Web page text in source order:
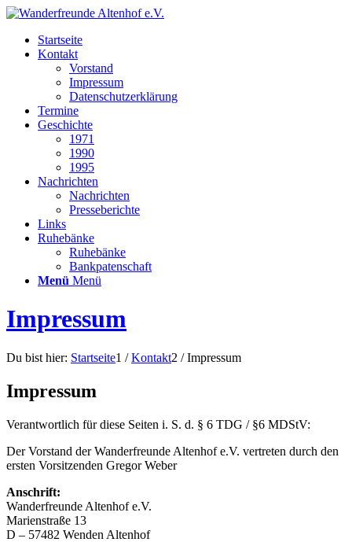
Startseite
Kontakt
Vorstand
Impressum
Datenschutzerklärung
Termine
Geschichte
1971
1990
1995
Nachrichten
Nachrichten
Presseberichte
Links
Ruhebänke
Ruhebänke
Bankpatenschaft
Menü Menü
Impressum
Du bist hier: Startseite1 / Kontakt2 / Impressum
Impressum
Verantwortlich für diese Seiten i. S. d. § 6 TDG / §6 MDStV:
Der Vorstand der Wanderfreunde Altenhof e.V. vertreten durch den
ersten Vorsitzenden Gregor Weber
Anschrift:
Wanderfreunde Altenhof e.V.
Marienstraße 13
D – 57482 Wenden Altenhof